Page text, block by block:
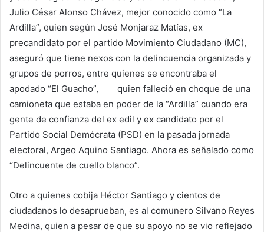
Julio César Alonso Chávez, mejor conocido como “La
Ardilla”, quien según José Monjaraz Matías, ex
precandidato por el partido Movimiento Ciudadano (MC),
aseguró que tiene nexos con la delincuencia organizada y
grupos de porros, entre quienes se encontraba el
apodado “El Guacho”, quien falleció en choque de una
camioneta que estaba en poder de la “Ardilla” cuando era
gente de confianza del ex edil y ex candidato por el
Partido Social Demócrata (PSD) en la pasada jornada
electoral, Argeo Aquino Santiago. Ahora es señalado como
“Delincuente de cuello blanco”.
Otro a quienes cobija Héctor Santiago y cientos de
ciudadanos lo desaprueban, es al comunero Silvano Reyes
Medina, quien a pesar de que su apoyo no se vio reflejado